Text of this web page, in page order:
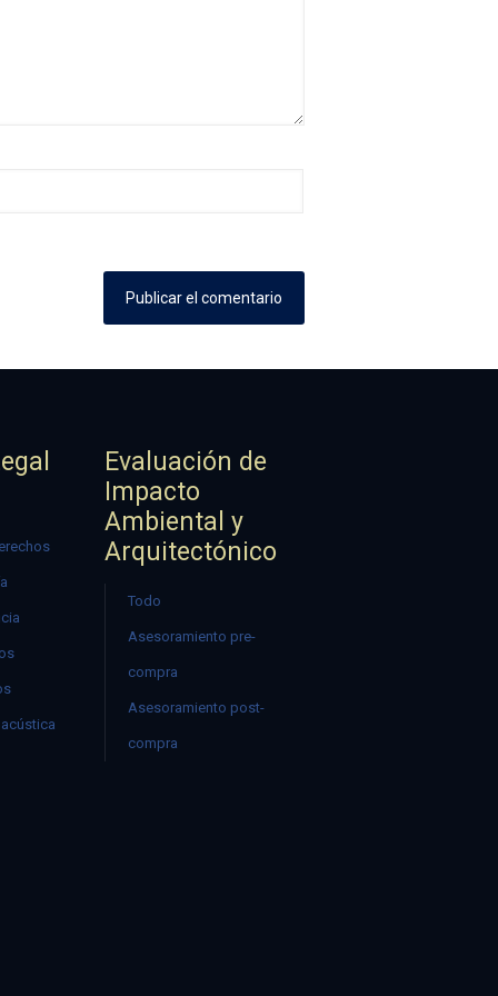
Evaluación de
Impacto
Ambiental y
Arquitectónico
Todo
Asesoramiento pre-
compra
Asesoramiento post-
compra